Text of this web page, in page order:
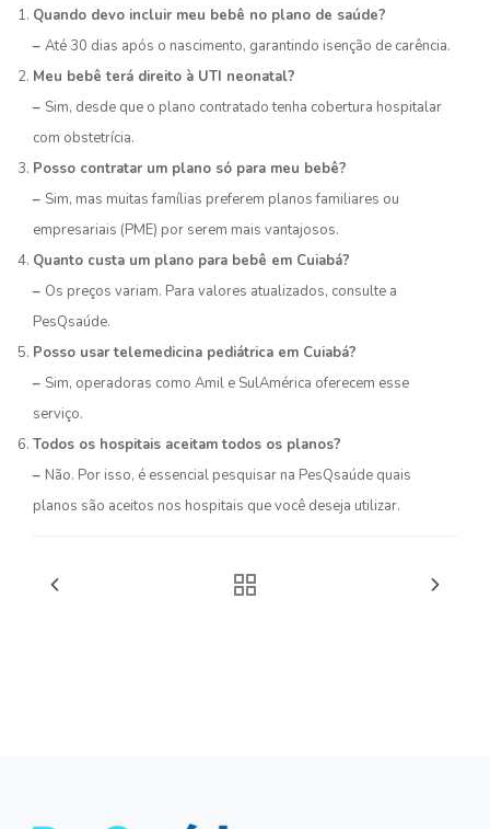
Quando devo incluir meu bebê no plano de saúde?
– Até 30 dias após o nascimento, garantindo isenção de carência.
Meu bebê terá direito à UTI neonatal?
– Sim, desde que o plano contratado tenha cobertura hospitalar
com obstetrícia.
Posso contratar um plano só para meu bebê?
– Sim, mas muitas famílias preferem planos familiares ou
empresariais (PME) por serem mais vantajosos.
Quanto custa um plano para bebê em Cuiabá?
– Os preços variam. Para valores atualizados, consulte a
PesQsaúde.
Posso usar telemedicina pediátrica em Cuiabá?
– Sim, operadoras como Amil e SulAmérica oferecem esse
serviço.
Todos os hospitais aceitam todos os planos?
– Não. Por isso, é essencial pesquisar na PesQsaúde quais
planos são aceitos nos hospitais que você deseja utilizar.